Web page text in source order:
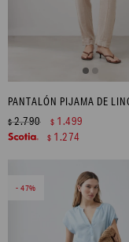
$2.790 $ 1.499
$ 1.274
47